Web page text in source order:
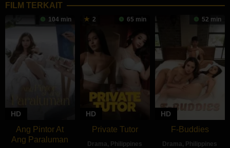
FILM TERKAIT
104 min
HD
Ang Pintor At
Ang Paraluman
2 65 min
HD
Private Tutor
Drama, Philippines
52 min
HD
F-Buddies
Drama, Philippines